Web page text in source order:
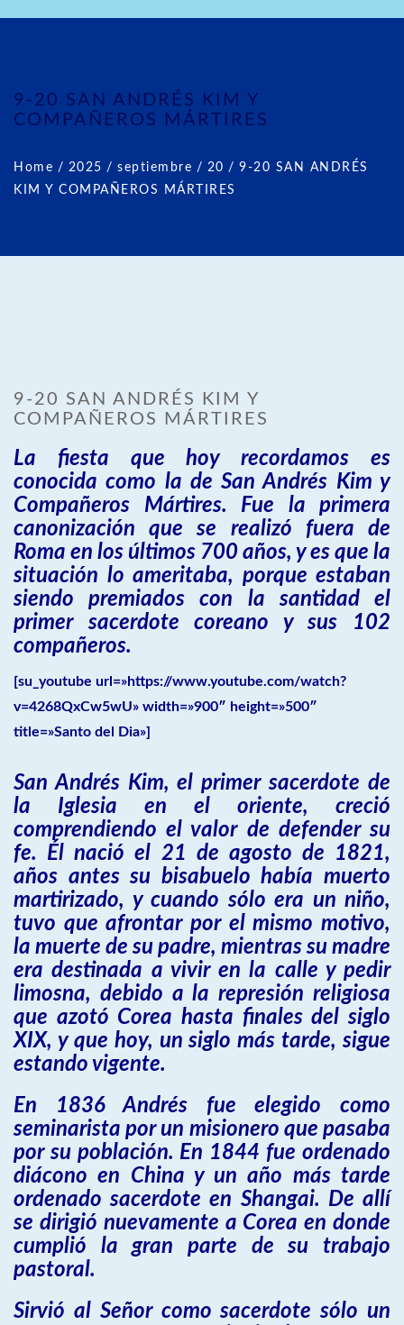
9-20 SAN ANDRÉS KIM Y
COMPAÑEROS MÁRTIRES
Home / 2025 / septiembre / 20 / 9-20 SAN ANDRÉS
KIM Y COMPAÑEROS MÁRTIRES
9-20 SAN ANDRÉS KIM Y
COMPAÑEROS MÁRTIRES
La fiesta que hoy recordamos es
conocida como la de San Andrés Kim y
Compañeros Mártires. Fue la primera
canonización que se realizó fuera de
Roma en los últimos 700 años, y es que la
situación lo ameritaba, porque estaban
siendo premiados con la santidad el
primer sacerdote coreano y sus 102
compañeros.
[su_youtube url=»https://www.youtube.com/watch?
v=4268QxCw5wU» width=»900″ height=»500″
title=»Santo del Dia»]
San Andrés Kim, el primer sacerdote de
la Iglesia en el oriente, creció
comprendiendo el valor de defender su
fe. Él nació el 21 de agosto de 1821,
años antes su bisabuelo había muerto
martirizado, y cuando sólo era un niño,
tuvo que afrontar por el mismo motivo,
la muerte de su padre, mientras su madre
era destinada a vivir en la calle y pedir
limosna, debido a la represión religiosa
que azotó Corea hasta finales del siglo
XIX, y que hoy, un siglo más tarde, sigue
estando vigente.
En 1836 Andrés fue elegido como
seminarista por un misionero que pasaba
por su población. En 1844 fue ordenado
diácono en China y un año más tarde
ordenado sacerdote en Shangai. De allí
se dirigió nuevamente a Corea en donde
cumplió la gran parte de su trabajo
pastoral.
Sirvió al Señor como sacerdote sólo un